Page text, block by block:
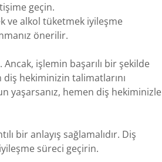
geçin.
ve alkol tüketmek iyileşme
önerilir.
işlemin başarılı bir şekilde
hekiminizin talimatlarını
yaşarsanız, hemen diş hekiminizle
bir anlayış sağlamalıdır. Diş
süreci geçirin.